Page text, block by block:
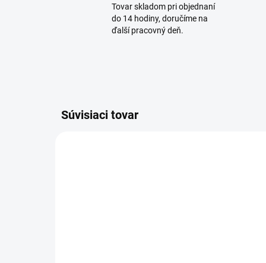
Tovar skladom pri objednaní
do 14 hodiny, doručíme na
ďalší pracovný deň.
Súvisiaci tovar